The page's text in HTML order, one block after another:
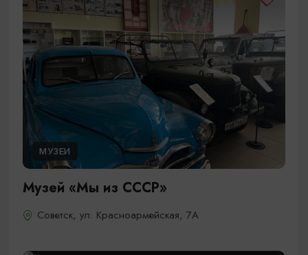
МУЗЕИ
Музей «Мы из СССР»
Советск, ул. Красноармейская, 7А